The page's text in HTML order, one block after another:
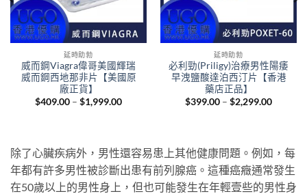
延時助勃
威而鋼Viagra偉哥美國輝瑞
威而鋼西地那非片【美國原
廠正貨】
$409.00 – $1,999.00Price
延時助勃
必利勁(Priligy)治療男性陽痿
早洩鹽酸達泊西汀片【香港
藥店正品】
$399.00 – $2,299.00Price
除了心臟疾病外，男性還容易患上其他健康問題。例如，每
年都有許多男性被診斷出患有前列腺癌。這種癌癥通常發生
在50歲以上的男性身上，但也可能發生在年輕壹些的男性身